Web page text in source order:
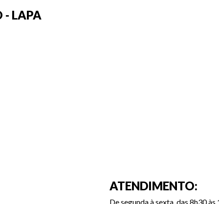
- LAPA
ATENDIMENTO:
De segunda à sexta, das 8h30 às